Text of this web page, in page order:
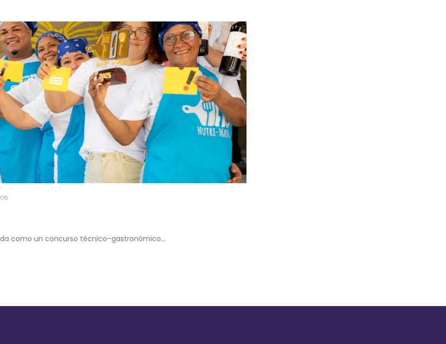
como un concurso técnico–gastronómico...